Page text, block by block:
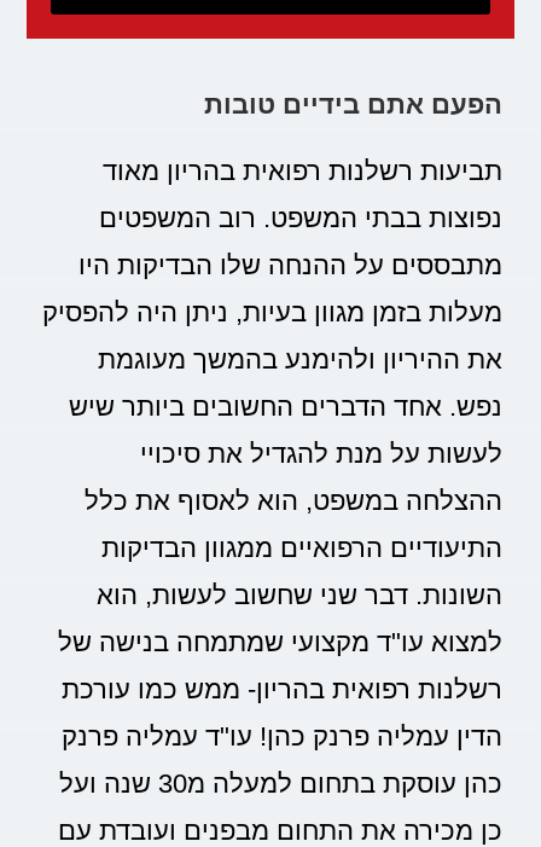
הפעם אתם בידיים טובות
תביעות רשלנות רפואית בהריון מאוד
נפוצות בבתי המשפט. רוב המשפטים
מתבססים על ההנחה שלו הבדיקות היו
מעלות בזמן מגוון בעיות, ניתן היה להפסיק
את ההיריון ולהימנע בהמשך מעוגמת
נפש. אחד הדברים החשובים ביותר שיש
לעשות על מנת להגדיל את סיכויי
ההצלחה במשפט, הוא לאסוף את כלל
התיעודיים הרפואיים ממגוון הבדיקות
השונות. דבר שני שחשוב לעשות, הוא
למצוא עו"ד מקצועי שמתמחה בנישה של
רשלנות רפואית בהריון- ממש כמו עורכת
הדין עמליה פרנק כהן! עו"ד עמליה פרנק
כהן עוסקת בתחום למעלה מ30 שנה ועל
כן מכירה את התחום מבפנים ועובדת עם